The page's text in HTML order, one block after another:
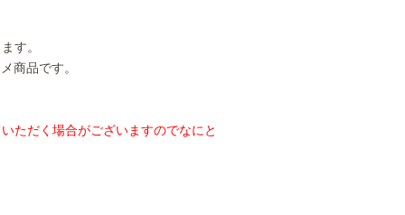
す。
商品です。
ただく場合がございますのでなにと